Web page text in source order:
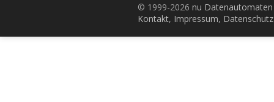
© 1999-2026 nu
Kontakt, Impressum, Datenschutz